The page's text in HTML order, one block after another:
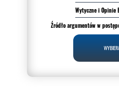
Wytyczne i Opinie
Źródło argumentów w